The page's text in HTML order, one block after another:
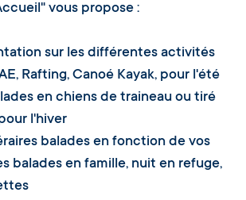
vous propose :
sur les différentes activités
Rafting, Canoé Kayak, pour l'été
en chiens de traineau ou tiré
l'hiver
balades en fonction de vos
balades en famille, nuit en refuge,